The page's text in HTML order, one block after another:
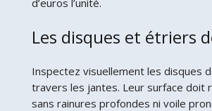
Les disques et étriers
Inspectez visuellement les disques
travers les jantes. Leur surface doit
sans rainures profondes ni voile